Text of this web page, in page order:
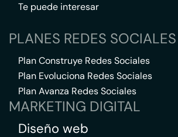
Te puede interesar
PLANES REDES SOCIALES
Plan Construye Redes Sociales
Plan Evoluciona Redes Sociales
Plan Avanza Redes Sociales
MARKETING DIGITAL
Diseño web